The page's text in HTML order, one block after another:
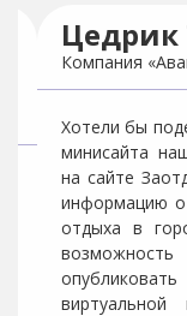
Директор ООО
Размещение
правильным
нашей
Заотдых
в социальных
грамотно
оперативно,
которые